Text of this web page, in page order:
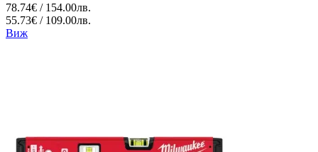
78.74€ / 154.00лв.
55.73€ / 109.00лв.
Виж